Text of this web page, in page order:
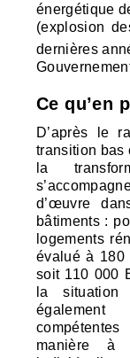
énergétique
(explosion
dernières
Ce qu’en
D’après le
transition bas
la
d’œuvre
bâtiments :
logements
évalué à 180
soit 110 000
la situation
manière à